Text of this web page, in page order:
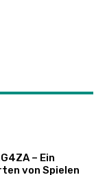
– Ein
von Spielen